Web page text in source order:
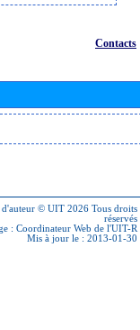
Contacts
d'auteur © UIT 2026 Tous droits
réservés
: Coordinateur Web de l'UIT-R
Mis à jour le : 2013-01-30